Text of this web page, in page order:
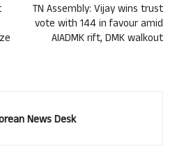
TN Assembly: Vijay wins trust
vote with 144 in favour amid
AIADMK rift, DMK walkout
News Desk